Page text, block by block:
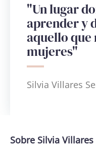
"Un lugar
aprender y
aquello que
mujeres"
Silvia Villares
Sobre Silvia